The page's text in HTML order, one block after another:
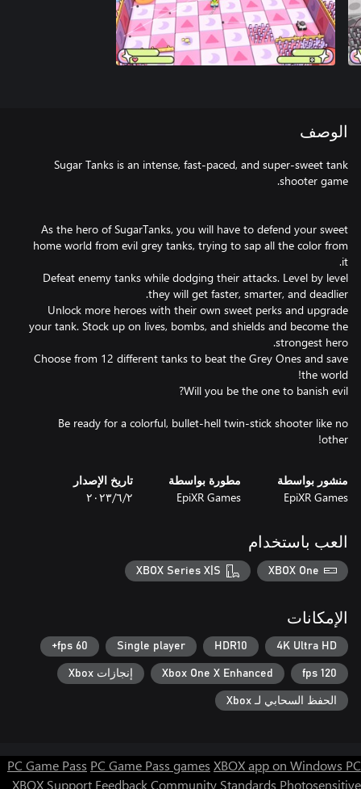
الوصف
Sugar Tanks is an intense, fast-paced, and super-sweet tank
As the hero of SugarTanks, you will have to defend your sweet
home world from evil grey tanks, trying to sap all the color from
Defeat enemy tanks while dodging their attacks. Level by level
Unlock more heroes with their own sweet perks and upgrade
your tank. Stock up on lives, bombs, and shields and become the
Choose from 12 different tanks to beat the Grey Ones and save
Be ready for a colorful, bullet-hell twin-stick shooter like no
other!
منشور بواسطة
EpiXR Games
مطورة بواسطة
EpiXR Games
تاريخ الإصدار
٢‏/٦‏/٢٠٢٣
العب باستخدام
XBOX One
XBOX Series X|S
الإمكانات
4K Ultra HD
HDR10
Single player
60 fps+
120 fps
Xbox One X Enhanced إنجازات Xbox
الحفظ السحابي لـ Xbox
PC Game Pass PC Game Pass games XBOX app on Windows PC
XBOX Support FeedbackCommunity Standards Photosensitive